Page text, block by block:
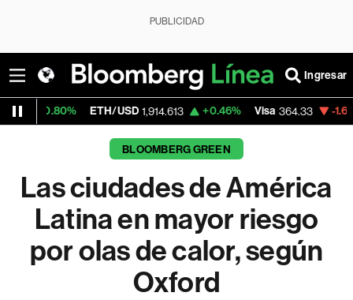
PUBLICIDAD
Ingresar
ETH/USD 1,914.613 +0.46% Visa 364.33 -1.66%
BLOOMBERG GREEN
Las ciudades de América
Latina en mayor riesgo
por olas de calor, según
Oxford